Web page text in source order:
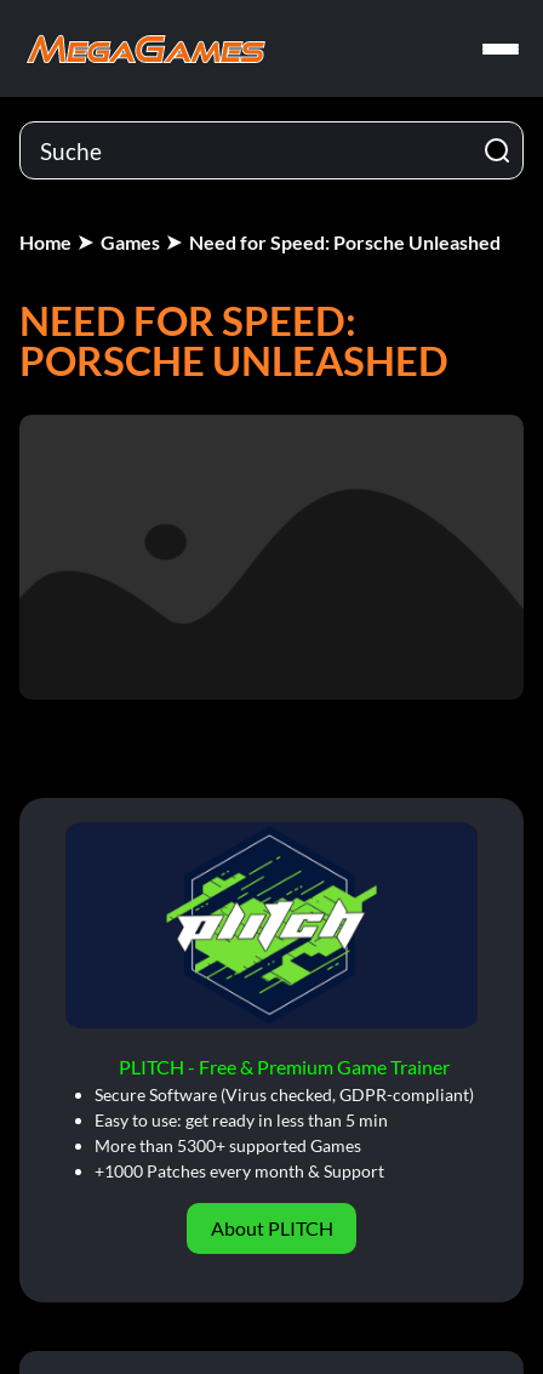
Home Games Need for Speed: Porsche Unleashed
NEED FOR SPEED:
PORSCHE UNLEASHED
PLITCH - Free & Premium Game Trainer
Secure Software (Virus checked, GDPR-compliant)
Easy to use: get ready in less than 5 min
More than 5300+ supported Games
+1000 Patches every month & Support
About PLITCH